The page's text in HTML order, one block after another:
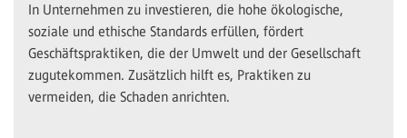
In Unternehmen zu investieren, die hohe ökologische,
soziale und ethische Standards erfüllen, fördert
Geschäftspraktiken, die der Umwelt und der Gesellschaft
zugutekommen. Zusätzlich hilft es, Praktiken zu
vermeiden, die Schaden anrichten.